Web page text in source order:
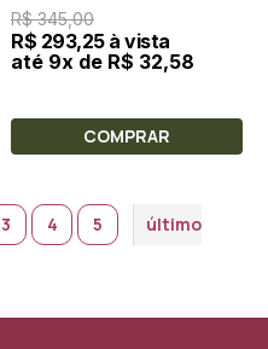
R$ 345,00
R$ 293,25 à vista
até 9x de R$ 32,58
COMPRAR
3 4 5 último